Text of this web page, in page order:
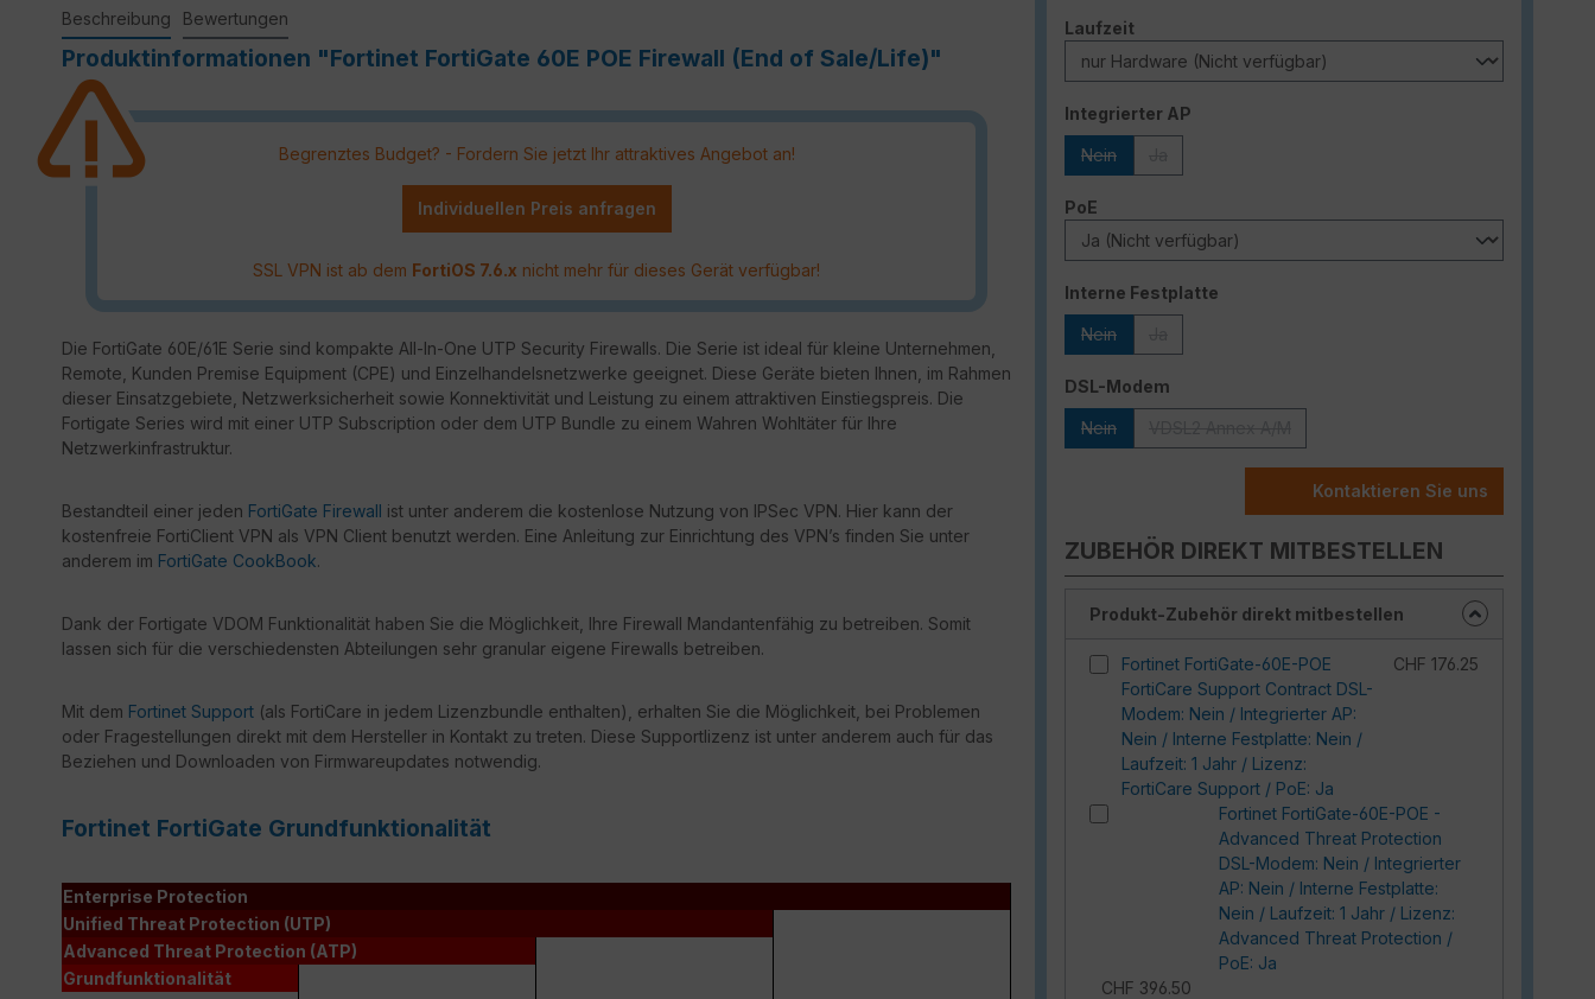
Laufzeitauswählen
Integrierter AP
Nein
PoE
Interne Festplatte
Nein
DSL-Modem
Nein
Kontaktieren Sie uns
ZUBEHÖR DIREKT MITBESTELLEN
Produkt-Zubehör direkt mitbestellen
Fortinet FortiGate-60E-POE
FortiCare Support Contract DSL-
Modem: Nein / Integrierter AP:
Nein / Interne Festplatte: Nein /
Laufzeit: 1 Jahr / Lizenz:
FortiCare Support / PoE: Ja
CHF 176.25
Fortinet FortiGate-60E-POE -
Advanced Threat Protection
DSL-Modem: Nein / Integrierter
AP: Nein / Interne Festplatte:
Nein / Laufzeit: 1 Jahr / Lizenz:
Advanced Threat Protection /
PoE: Ja
CHF 396.50
Beschreibung Bewertungen
Produktinformationen "Fortinet FortiGate 60E POE Firewall (End of Sale/Life)"
Begrenztes Budget? - Fordern Sie jetzt Ihr attraktives Angebot an!
Individuellen Preis anfragen
SSL VPN ist ab dem FortiOS 7.6.x nicht mehr für dieses Gerät verfügbar!
Die FortiGate 60E/61E Serie sind kompakte All-In-One UTP Security Firewalls. Die Serie ist ideal für kleine Unternehmen,
Remote, Kunden Premise Equipment (CPE) und Einzelhandelsnetzwerke geeignet. Diese Geräte bieten Ihnen, im Rahmen
dieser Einsatzgebiete, Netzwerksicherheit sowie Konnektivität und Leistung zu einem attraktiven Einstiegspreis. Die
Fortigate Series wird mit einer UTP Subscription oder dem UTP Bundle zu einem Wahren Wohltäter für Ihre
Netzwerkinfrastruktur.
Bestandteil einer jeden FortiGate Firewall ist unter anderem die kostenlose Nutzung von IPSec VPN. Hier kann der
kostenfreie FortiClient VPN als VPN Client benutzt werden. Eine Anleitung zur Einrichtung des VPN’s finden Sie unter
anderem im FortiGate CookBook.
Dank der Fortigate VDOM Funktionalität haben Sie die Möglichkeit, Ihre Firewall Mandantenfähig zu betreiben. Somit
lassen sich für die verschiedensten Abteilungen sehr granular eigene Firewalls betreiben.
Mit dem Fortinet Support (als FortiCare in jedem Lizenzbundle enthalten), erhalten Sie die Möglichkeit, bei Problemen
oder Fragestellungen direkt mit dem Hersteller in Kontakt zu treten. Diese Supportlizenz ist unter anderem auch für das
Beziehen und Downloaden von Firmwareupdates notwendig.
Fortinet FortiGate Grundfunktionalität
Enterprise Protection
Unified Threat Protection (UTP)
Advanced Threat Protection (ATP)
Grundfunktionalität